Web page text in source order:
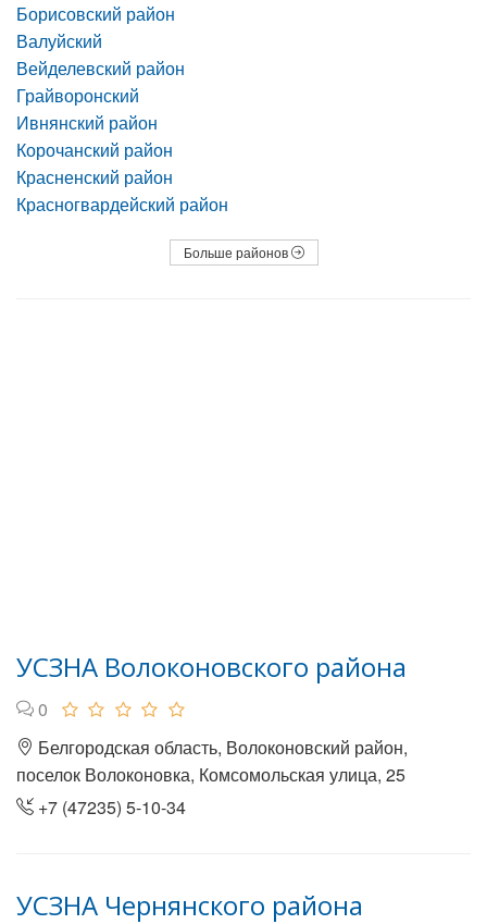
Борисовский район
Валуйский
Вейделевский район
Грайворонский
Ивнянский район
Корочанский район
Красненский район
Красногвардейский район
Больше районов
УСЗНА Волоконовского района
0
Белгородская область, Волоконовский район,
поселок Волоконовка, Комсомольская улица, 25
+7 (47235) 5-10-34
УСЗНА Чернянского района